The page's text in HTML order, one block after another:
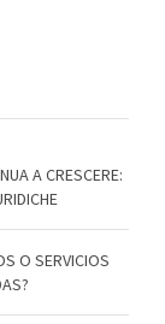
A CRESCERE:
O SERVICIOS